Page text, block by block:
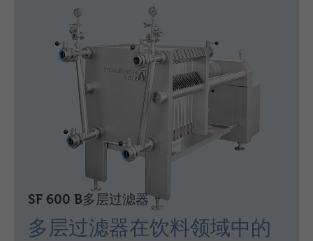
SF 600 B多层过滤器
多层过滤器在饮料领域中的